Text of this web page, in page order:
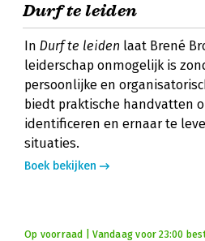
Durf te leiden
In Durf te leiden laat Brené
leiderschap onmogelijk is
persoonlijke en
biedt praktische handvatten
identificeren en ernaar te
situaties.
Boek bekijken
Op voorraad | Vandaag voor 23:00